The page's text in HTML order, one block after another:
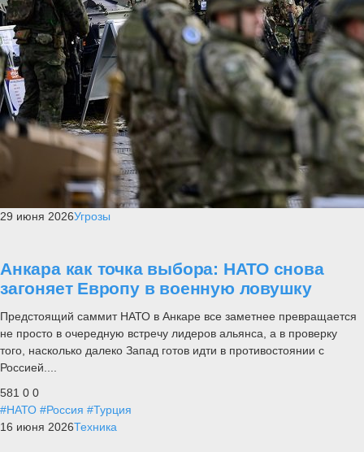
29 июня 2026Угрозы
Анкара как точка выбора: НАТО снова
загоняет Европу в военную ловушку
Предстоящий саммит НАТО в Анкаре все заметнее превращается
не просто в очередную встречу лидеров альянса, а в проверку
того, насколько далеко Запад готов идти в противостоянии с
Россией....
581 0 0
#НАТО #Россия #Турция
16 июня 2026Техника